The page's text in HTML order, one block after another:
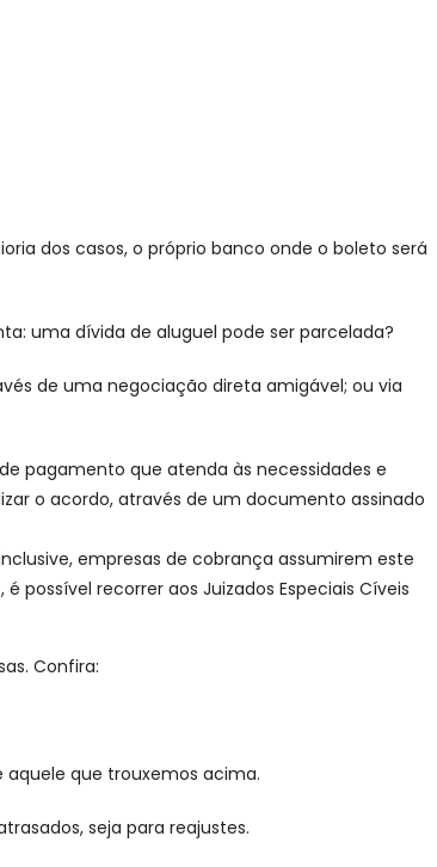
dos casos, o próprio banco onde o boleto será
uma dívida de aluguel pode ser parcelada?
de uma negociação direta amigável; ou via
pagamento que atenda às necessidades e
o acordo, através de um documento assinado
empresas de cobrança assumirem este
recorrer aos Juizados Especiais Cíveis
Confira:
que trouxemos acima.
seja para reajustes.